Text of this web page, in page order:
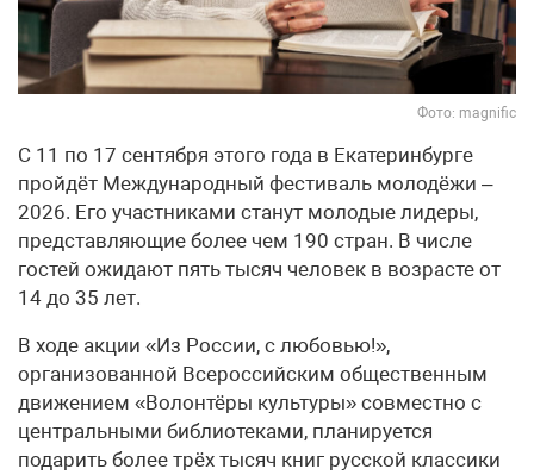
Фото: magnific
С 11 по 17 сентября этого года в Екатеринбурге
пройдёт Международный фестиваль молодёжи –
2026. Его участниками станут молодые лидеры,
представляющие более чем 190 стран. В числе
гостей ожидают пять тысяч человек в возрасте от
14 до 35 лет.
В ходе акции «Из России, с любовью!»,
организованной Всероссийским общественным
движением «Волонтёры культуры» совместно с
центральными библиотеками, планируется
подарить более трёх тысяч книг русской классики